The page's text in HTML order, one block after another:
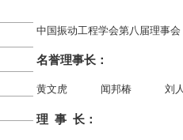
中国振动工程学会第八届理事会
名誉理事长：
黄文虎 闻邦椿 刘
理 事 长：